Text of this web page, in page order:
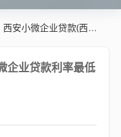
西安小微企业贷款(西安小微企业贷款利率最低是多少钱)
企业贷款利率最低